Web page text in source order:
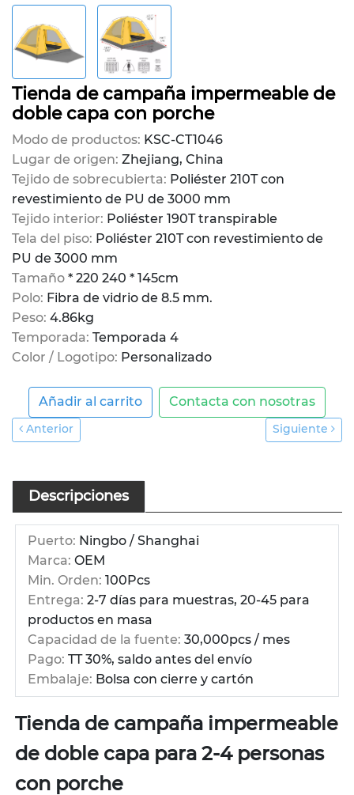
Tienda de campaña impermeable de
doble capa con porche
Modo de productos: KSC-CT1046
Lugar de origen: Zhejiang, China
Tejido de sobrecubierta: Poliéster 210T con
revestimiento de PU de 3000 mm
Tejido interior: Poliéster 190T transpirable
Tela del piso: Poliéster 210T con revestimiento de
PU de 3000 mm
Tamaño * 220 240 * 145cm
Polo: Fibra de vidrio de 8.5 mm.
Peso: 4.86kg
Temporada: Temporada 4
Color / Logotipo: Personalizado
Añadir al carrito Contacta con nosotras
Anterior Siguiente
Descripciones
Puerto: Ningbo / Shanghai
Marca: OEM
Min. Orden: 100Pcs
Entrega: 2-7 días para muestras, 20-45 para
productos en masa
Capacidad de la fuente: 30,000pcs / mes
Pago: TT 30%, saldo antes del envío
Embalaje: Bolsa con cierre y cartón
Tienda de campaña impermeable
de doble capa para 2-4 personas
con porche